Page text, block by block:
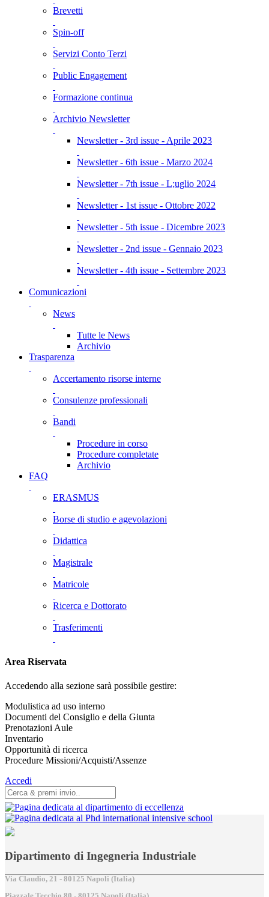
Brevetti
Spin-off
Servizi Conto Terzi
Public Engagement
Formazione continua
Archivio Newsletter
Newsletter - 3rd issue - Aprile 2023
Newsletter - 6th issue - Marzo 2024
Newsletter - 7th issue - L;uglio 2024
Newsletter - 1st issue - Ottobre 2022
Newsletter - 5th issue - Dicembre 2023
Newsletter - 2nd issue - Gennaio 2023
Newsletter - 4th issue - Settembre 2023
Comunicazioni
News
Tutte le News
Archivio
Trasparenza
Accertamento risorse interne
Consulenze professionali
Bandi
Procedure in corso
Procedure completate
Archivio
FAQ
ERASMUS
Borse di studio e agevolazioni
Didattica
Magistrale
Matricole
Ricerca e Dottorato
Trasferimenti
Area Riservata
Accedendo alla sezione sarà possibile gestire:
Modulistica ad uso interno
Documenti del Consiglio e della Giunta
Prenotazioni Aule
Inventario
Opportunità di ricerca
Procedure Missioni/Acquisti/Assenze
Accedi
Dipartimento di Ingegneria Industriale
Via Claudio, 21 - 80125 Napoli (Italia)